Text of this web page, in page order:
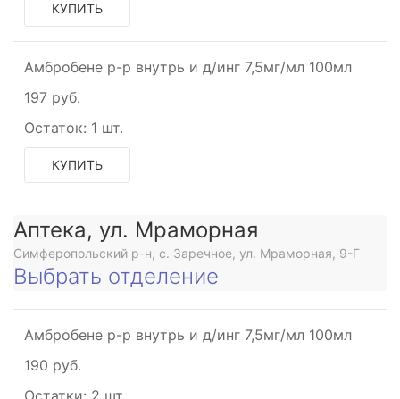
КУПИТЬ
Амбробене р-р внутрь и д/инг 7,5мг/мл 100мл
197 руб.
Остаток: 1 шт.
КУПИТЬ
Аптека, ул. Мраморная
Симферопольский р-н, с. Заречное, ул. Мраморная, 9-Г
Выбрать отделение
Амбробене р-р внутрь и д/инг 7,5мг/мл 100мл
190 руб.
Остатки: 2 шт.